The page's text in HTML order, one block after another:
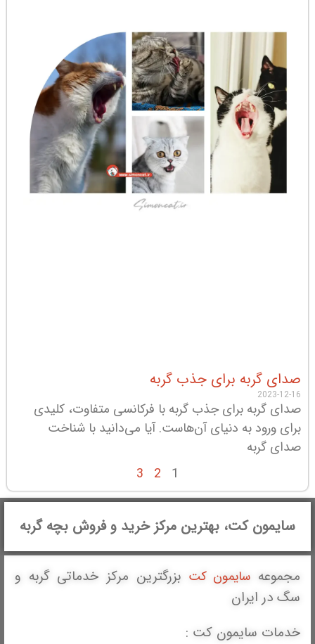
صدای گربه برای جذب گربه
2023-12-16
صدای گربه برای جذب گربه با فرکانسی متفاوت، کلیدی
برای ورود به دنیای آن‌هاست. آیا می‌دانید با شناخت
صدای گربه
1
2
3
سایمون کت، بهترین مرکز خرید و فروش بچه گربه
مجموعه سایمون کت بزرگترین مرکز خدماتی گربه و
سگ در ایران
خدمات سایمون کت :